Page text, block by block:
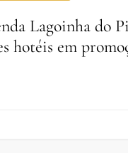
Lagoinha do
hotéis em